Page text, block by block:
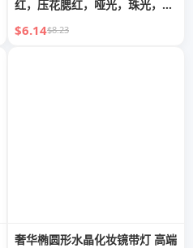
红，压花腮红，哑光，珠光，防
水，自然裸妆，提亮脸颊
$6.14$8.23
奢华椭圆形水晶化妆镜带灯 高端